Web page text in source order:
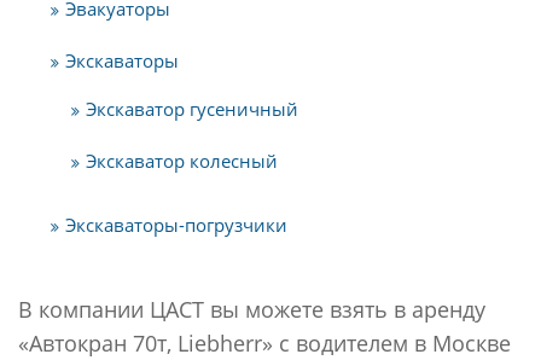
Эвакуаторы
Экскаваторы
Экскаватор гусеничный
Экскаватор колесный
Экскаваторы-погрузчики
В компании ЦАСТ вы можете взять в аренду
«Автокран 70т, Liebherr» с водителем в Москве